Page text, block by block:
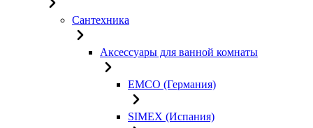
Сантехника
Аксессуары для ванной комнаты
EMCO (Германия)
SIMEX (Испания)